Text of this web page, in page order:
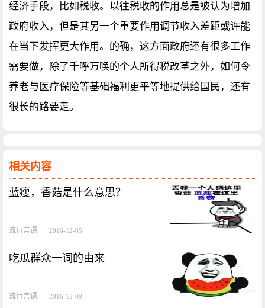
经济手段，比如税收。以往税收的作用总是被认为增加
政府收入，但是其另一个重要作用调节收入差距或许能
在当下发挥更大作用。的确，这方面政府还有很多工作
需要做，除了千呼万唤的个人所得税改革之外，如何令
养老与医疗保险等基础福利更平等地提供给国民，还有
很长的路要走。
相关内容
蓝瘦，香菇是什么意思？
流行言语 2016-12-05
吃瓜群众一词的由来
流行言语 2016-12-09